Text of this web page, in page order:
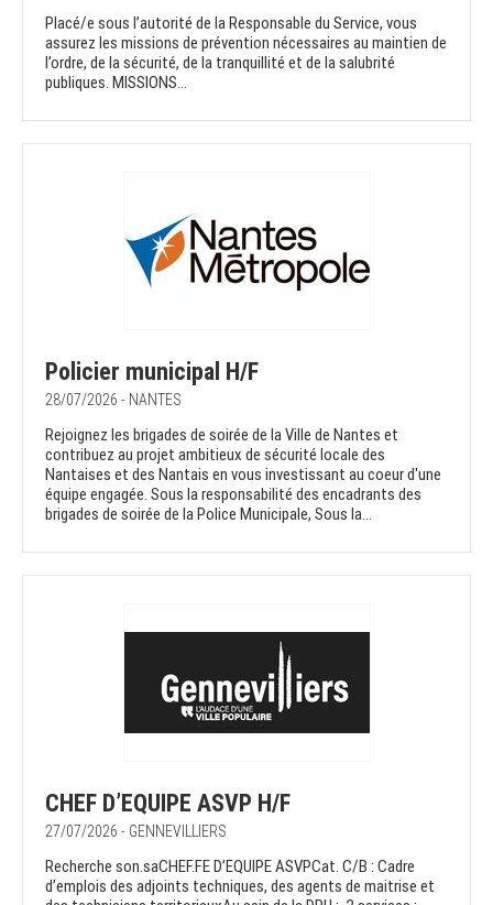
Placé/e sous l’autorité de la Responsable du Service, vous
assurez les missions de prévention nécessaires au maintien de
l’ordre, de la sécurité, de la tranquillité et de la salubrité
publiques. MISSIONS...
Policier municipal H/F
28/07/2026 - NANTES
Rejoignez les brigades de soirée de la Ville de Nantes et
contribuez au projet ambitieux de sécurité locale des
Nantaises et des Nantais en vous investissant au coeur d'une
équipe engagée. Sous la responsabilité des encadrants des
brigades de soirée de la Police Municipale, Sous la...
CHEF D’EQUIPE ASVP H/F
27/07/2026 - GENNEVILLIERS
Recherche son.saCHEF.FE D’EQUIPE ASVPCat. C/B : Cadre
d’emplois des adjoints techniques, des agents de maitrise et